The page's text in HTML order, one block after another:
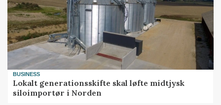
BUSINESS
Lokalt generationsskifte skal løfte midtjysk
siloimportør i Norden